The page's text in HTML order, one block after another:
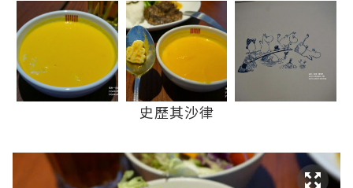
史歷其沙律